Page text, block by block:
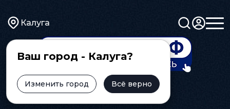
Калуга
Ваш город - Калуга?
Изменить город Всё верно
Главная Афиша